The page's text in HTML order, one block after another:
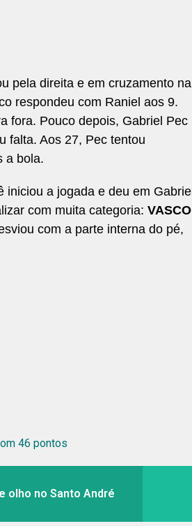
pela direita e em cruzamento na
respondeu com Raniel aos 9.
fora. Pouco depois, Gabriel Pec
falta. Aos 27, Pec tentou
a bola.
a jogada e deu em Gabriel
com muita categoria: VASCO
com a parte interna do pé,
46 pontos
olho no Santo André